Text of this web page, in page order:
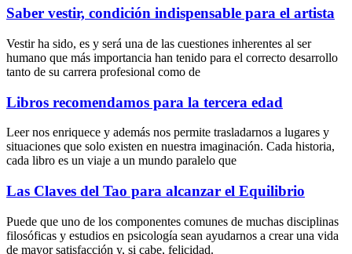
Saber vestir, condición indispensable para el artista
Vestir ha sido, es y será una de las cuestiones inherentes al ser
humano que más importancia han tenido para el correcto desarrollo
tanto de su carrera profesional como de
Libros recomendamos para la tercera edad
Leer nos enriquece y además nos permite trasladarnos a lugares y
situaciones que solo existen en nuestra imaginación. Cada historia,
cada libro es un viaje a un mundo paralelo que
Las Claves del Tao para alcanzar el Equilibrio
Puede que uno de los componentes comunes de muchas disciplinas
filosóficas y estudios en psicología sean ayudarnos a crear una vida
de mayor satisfacción y, si cabe, felicidad.